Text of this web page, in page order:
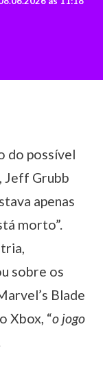
do possível
Jeff Grubb
apenas
morto”.
sobre os
Blade
Xbox, “o jogo